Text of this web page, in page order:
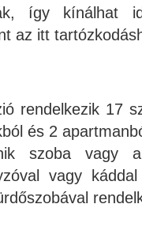
így kínálhat
az itt
rendelkezik 17
és 2
szoba vagy
vagy